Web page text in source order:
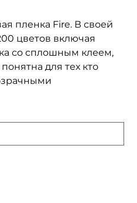
пленка Fire. В своей
цветов включая
со сплошным клеем,
для тех кто